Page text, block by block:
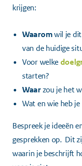
krijgen:
Waaromwil je dit
van de huidige
Voor welke
starten?
Waarzou je het
Wat en wie heb je
Bespreek je ideeën
gesprekken op. Dit
waarin je beschrijft